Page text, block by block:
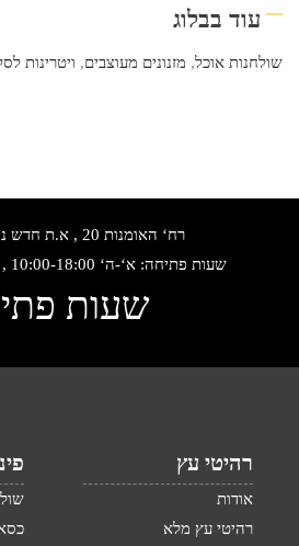
עוד בבלוג
שולחנות אוכל, מזנונים מעוצבים, ויטרינות
רח‘ האומנות 20 , א.ת חדש נתניה, טלפון:
שעות פתיחה: א‘-ה‘ 10:00-18:00 , שישי: 9:00-14:00
שעות
רהיטי עץ
אודות
רהיטי עץ מלא